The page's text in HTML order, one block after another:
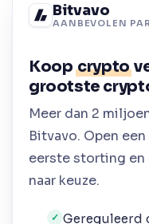
Bitvavo
AANBEVOLEN
Koopcrypto
grootste
Meer dan 2
Bitvavo. Open
eerste storting en
naar keuze.
✓ Gereguleerd